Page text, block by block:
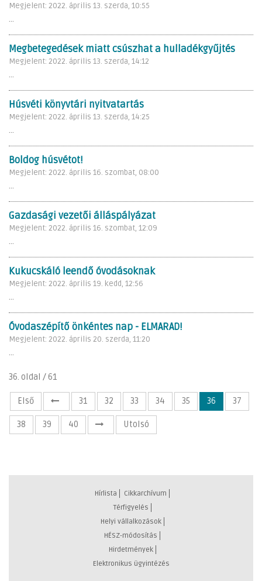
Megjelent: 2022. április 13. szerda, 10:55
...
Megbetegedések miatt csúszhat a hulladékgyűjtés
Megjelent: 2022. április 13. szerda, 14:12
...
Húsvéti könyvtári nyitvatartás
Megjelent: 2022. április 13. szerda, 14:25
...
Boldog húsvétot!
Megjelent: 2022. április 16. szombat, 08:00
...
Gazdasági vezetői álláspályázat
Megjelent: 2022. április 16. szombat, 12:09
...
Kukucskáló leendő óvodásoknak
Megjelent: 2022. április 19. kedd, 12:56
...
Óvodaszépítő önkéntes nap - ELMARAD!
Megjelent: 2022. április 20. szerda, 11:20
...
36. oldal / 61
Első 31 32 33 34 35 36 37
38 39 40 Utolsó
Hírlista
Cikkarchívum
Térfigyelés
Helyi vállalkozások
HÉSZ-módosítás
Hirdetmények
Elektronikus ügyintézés